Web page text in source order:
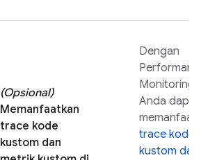
(Opsional)
Memanfaatkan
trace kode
kustom dan
Dengan
Performance
Monitoring
Anda dapat
memanfaatkan
trace kode
kustom dan